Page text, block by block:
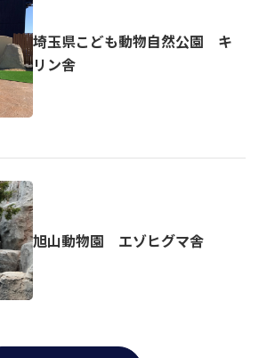
埼玉県こども動物自然公園 キ
リン舎
旭山動物園 エゾヒグマ舎